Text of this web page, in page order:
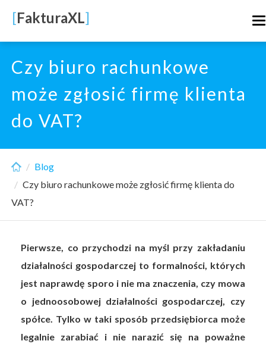
main
content
[FakturaXL]
Czy biuro rachunkowe
może zgłosić firmę klienta
do VAT?
Blog
Czy biuro rachunkowe może zgłosić firmę klienta do
VAT?
Pierwsze, co przychodzi na myśl przy zakładaniu
działalności gospodarczej to formalności, których
jest naprawdę sporo i nie ma znaczenia, czy mowa
o jednoosobowej działalności gospodarczej, czy
spółce. Tylko w taki sposób przedsiębiorca może
legalnie zarabiać i nie narazić się na poważne